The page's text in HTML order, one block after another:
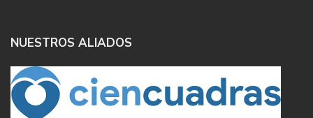
NUESTROS ALIADOS